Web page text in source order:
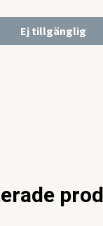
Ej tillgänglig